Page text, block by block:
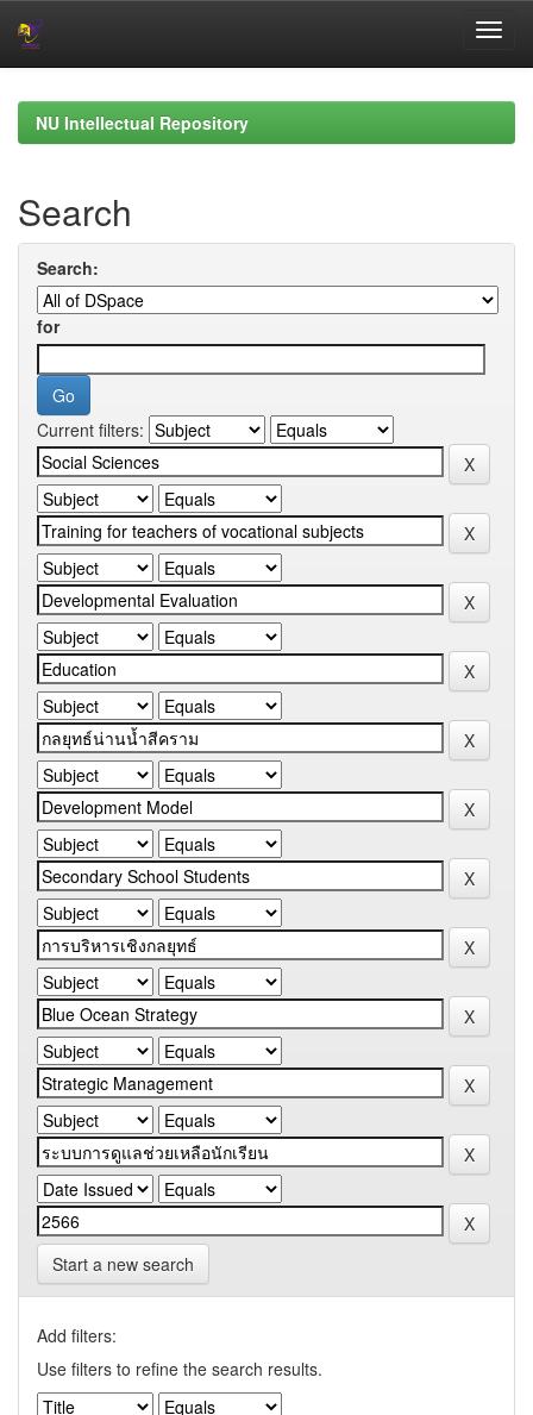
navigationNU Intellectual Repository
Search
Search:
for
Current filters:
Start a new search
Add filters:
Use filters to refine the search results.